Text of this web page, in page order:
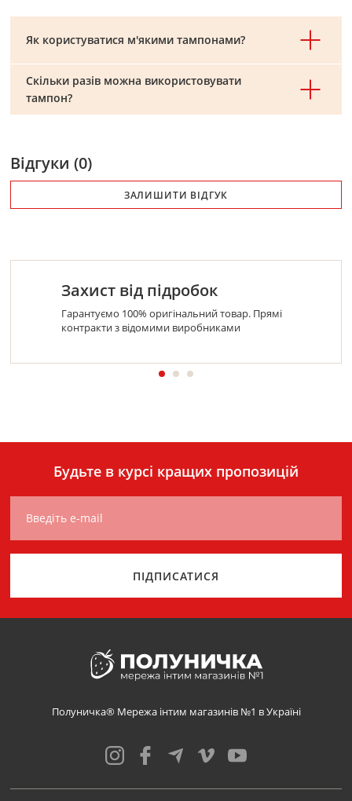
Як користуватися м'якими тампонами?
Скільки разів можна використовувати
тампон?
Відгуки (0)
ЗАЛИШИТИ ВІДГУК
Захист від підробок
Гарантуємо 100% оригінальний товар. Прямі
контракти з відомими виробниками
Будьте в курсі кращих пропозицій
Введіть e-mail
ПІДПИСАТИСЯ
Полуничка® Мережа інтим магазинів №1 в Україні